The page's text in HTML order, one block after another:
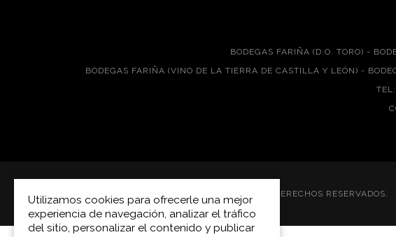
Utilizamos cookies para ofrecerle una mejor
experiencia de navegación, analizar el tráfico
del sitio, personalizar el contenido y publicar
BODEGAS FARIÑA (D.O. TORO) -
BODEGAS FARIÑA (VINO DE LA TIERRA DE CASTILLA Y LEÓN) -
COPYRIGHT © 2026 BODEGAS FARIÑA S.L. TODOS LOS DERECHOS RESERVADOS.